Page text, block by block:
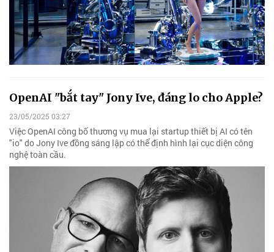
OpenAI "bắt tay" Jony Ive, đáng lo cho Apple?
23/05/2025 03:27
Việc OpenAI công bố thương vụ mua lại startup thiết bị AI có tên
"io" do Jony Ive đồng sáng lập có thể định hình lại cục diện công
nghệ toàn cầu.